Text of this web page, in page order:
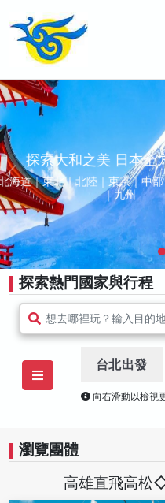
漫
鬱金香花季 | 景觀
探索熱門國家與行程
想去哪裡玩？輸入目的
台北出發
向右滑動以檢視
瀏覽團體
高雄直飛高松